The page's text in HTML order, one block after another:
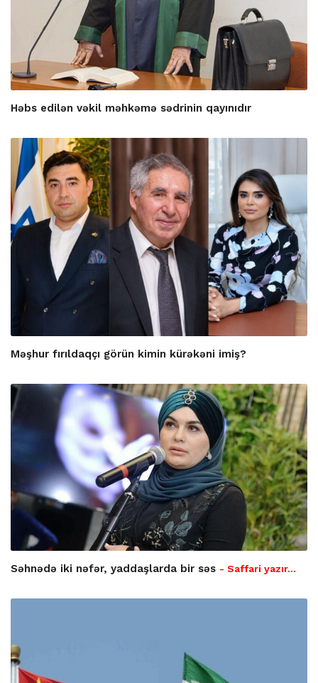
Həbs edilən vəkil məhkəmə sədrinin qayınıdır
Məşhur fırıldaqçı görün kimin kürəkəni imiş?
Səhnədə iki nəfər, yaddaşlarda bir səs - Saffari yazır…